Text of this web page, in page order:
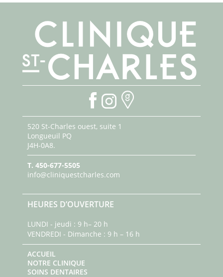
520 St-Charles ouest, suite 1
Longueuil PQ
J4H-0A8.
T. 450-677-5505
info@cliniquestcharles.com
HEURES D’OUVERTURE
LUNDI - jeudi : 9 h– 20 h
VENDREDI - Dimanche : 9 h – 16 h
ACCUEIL
NOTRE CLINIQUE
SOINS DENTAIRES